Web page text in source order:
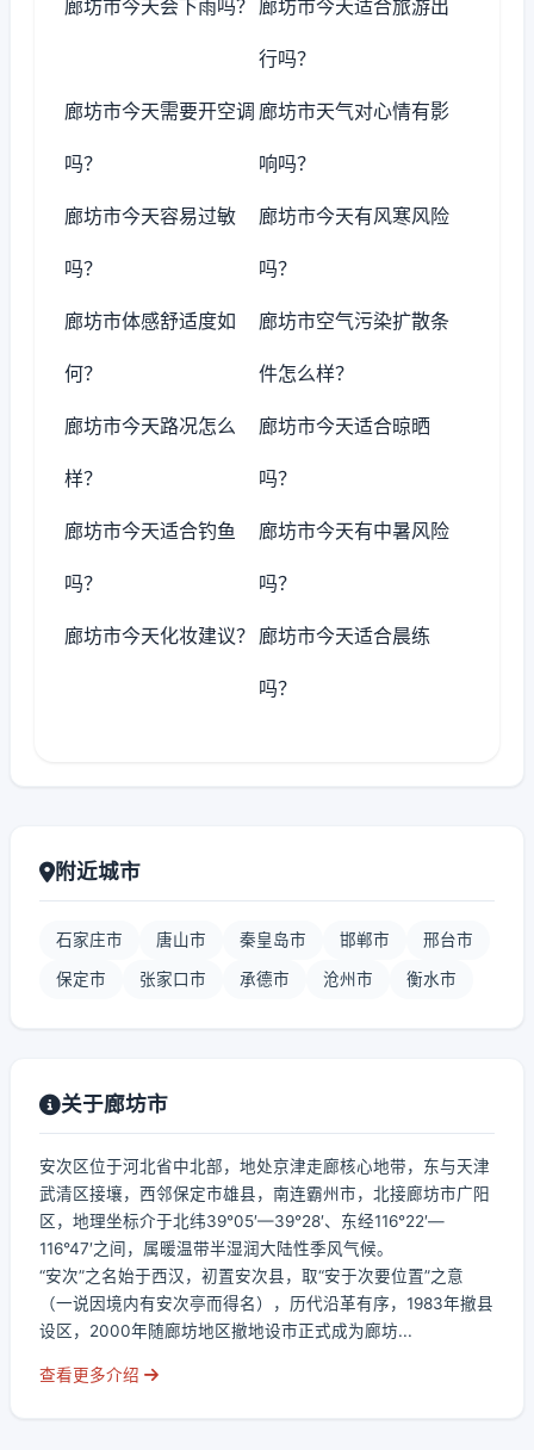
廊坊市今天会下雨吗？ 廊坊市今天适合旅游出
行吗？
廊坊市今天需要开空调
吗？
廊坊市天气对心情有影
响吗？
廊坊市今天容易过敏
吗？
廊坊市今天有风寒风险
吗？
廊坊市体感舒适度如
何？
廊坊市空气污染扩散条
件怎么样？
廊坊市今天路况怎么
样？
廊坊市今天适合晾晒
吗？
廊坊市今天适合钓鱼
吗？
廊坊市今天有中暑风险
吗？
廊坊市今天化妆建议？ 廊坊市今天适合晨练
吗？
附近城市
石家庄市 唐山市 秦皇岛市 邯郸市 邢台市
保定市 张家口市 承德市 沧州市 衡水市
关于廊坊市
安次区位于河北省中北部，地处京津走廊核心地带，东与天津
武清区接壤，西邻保定市雄县，南连霸州市，北接廊坊市广阳
区，地理坐标介于北纬39°05′—39°28′、东经116°22′—
116°47′之间，属暖温带半湿润大陆性季风气候。
“安次”之名始于西汉，初置安次县，取“安于次要位置”之意
（一说因境内有安次亭而得名），历代沿革有序，1983年撤县
设区，2000年随廊坊地区撤地设市正式成为廊坊...
查看更多介绍